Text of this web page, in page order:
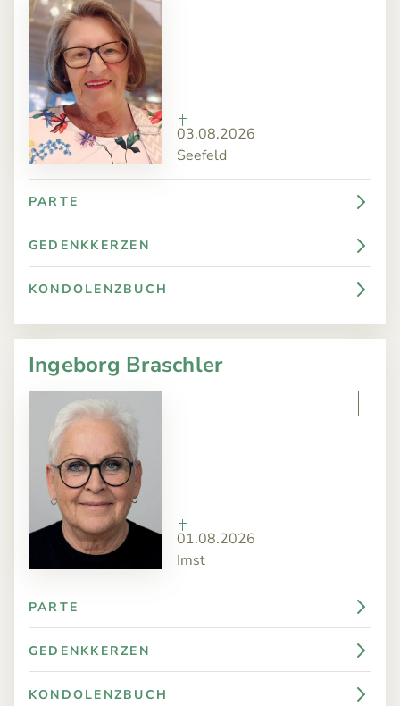
03.08.2026
Seefeld
PARTE
GEDENKKERZEN
KONDOLENZBUCH
Ingeborg Braschler
01.08.2026
Imst
PARTE
GEDENKKERZEN
KONDOLENZBUCH